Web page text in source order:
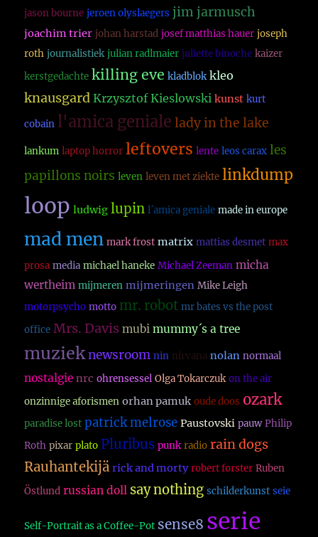
jason bourne jeroen olyslaegers jim jarmusch
joachim trier johan harstad josef matthias hauer joseph
roth journalistiek julian radlmaier juliette binoche kaizer
kerstgedachte killing eve kladblok kleo
knausgard Krzysztof Kieslowski kunst kurt
cobain l'amica geniale lady in the lake
lankum laptop horror leftovers lente leos carax les
papillons noirs leven leven met ziekte linkdump
loop ludwig lupin l´amica geniale made in europe
mad men mark frost matrix mattias desmet max
prosa media michael haneke Michael Zeeman micha
wertheim mijmeren mijmeringen Mike Leigh
motorpsycho motto mr. robot mr bates vs the post
office Mrs. Davis mubi mummy´s a tree
muzieknewsroom nin nirvana nolan normaal
nostalgie nrc ohrensessel Olga Tokarczuk on the air
onzinnige aforismen orhan pamuk oude doos ozark
paradise lost patrick melrose Paustovski pauw Philip
Roth pixar plato Pluribus punk radio rain dogs
Rauhantekijä rick and morty robert forster Ruben
Östlund russian doll say nothing schilderkunst seie
Self-Portrait as a Coffee-Pot sense8 serie